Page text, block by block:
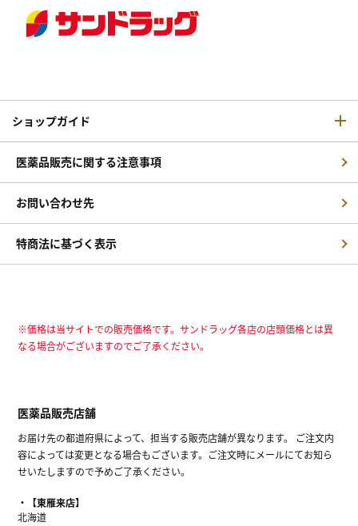
ショップガイド
医薬品販売に関する注意事項
お問い合わせ先
特商法に基づく表示
※価格は当サイトでの販売価格です。サンドラッグ各店の店頭価格とは異
なる場合がございますのでご了承ください。
医薬品販売店舗
お届け先の都道府県によって、担当する販売店舗が異なります。 ご注文内
容によっては変更となる場合もございます。ご注文時にメールにてお知ら
せいたしますので予めご了承ください。
【東雁来店】
北海道